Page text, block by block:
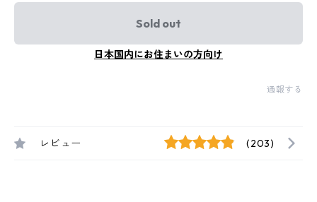
Sold out
日本国内にお住まいの方向け
通報する
レビュー (203)